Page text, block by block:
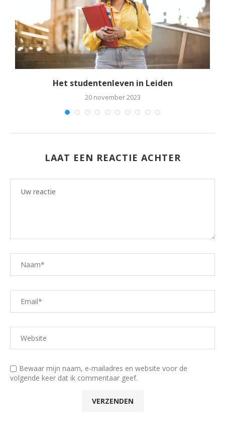
Het studentenleven in Leiden
20 november 2023
LAAT EEN REACTIE ACHTER
Bewaar mijn naam, e-mailadres en website voor de
volgende keer dat ik commentaar geef.